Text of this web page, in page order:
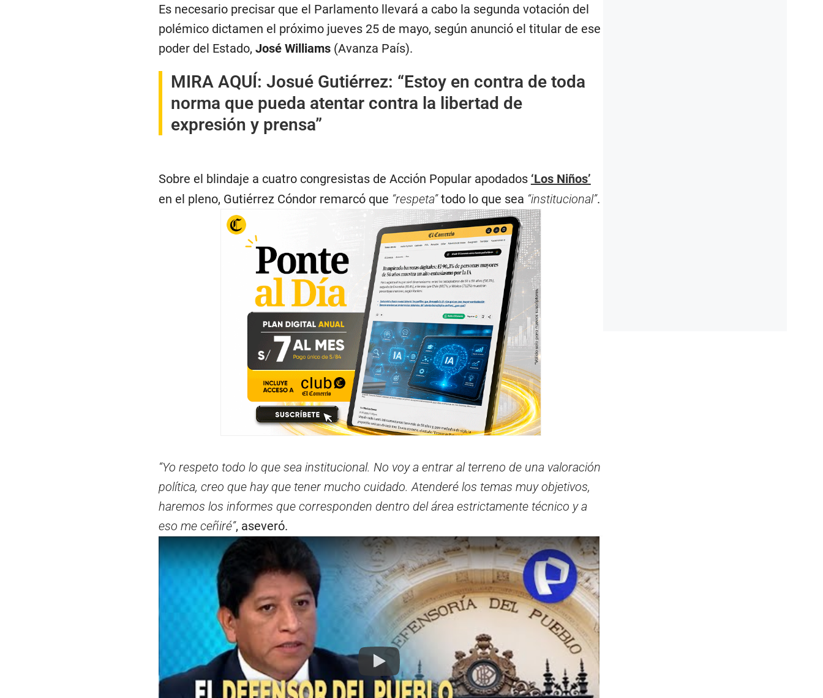
Es necesario precisar que el Parlamento llevará a cabo la segunda votación del
polémico dictamen el próximo jueves 25 de mayo, según anunció el titular de ese
poder del Estado, José Williams(Avanza País).
MIRA AQUÍ: Josué Gutiérrez: “Estoy en contra de toda
norma que pueda atentar contra la libertad de
expresión y prensa”
Sobre el blindaje a cuatro congresistas de Acción Popular apodados ‘Los Niños’
en el pleno, Gutiérrez Cóndor remarcó que “respeta”todo lo que sea “institucional”.
“Yo respeto todo lo que sea institucional. No voy a entrar al terreno de una valoración
política, creo que hay que tener mucho cuidado. Atenderé los temas muy objetivos,
haremos los informes que corresponden dentro del área estrictamente técnico y a
eso me ceñiré”, aseveró.
Play